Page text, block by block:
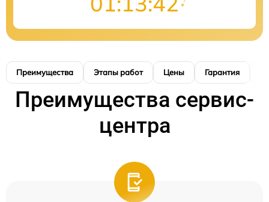
Преимущества Этапы работ Цены Гарантия
Преимущества сервис-
центра